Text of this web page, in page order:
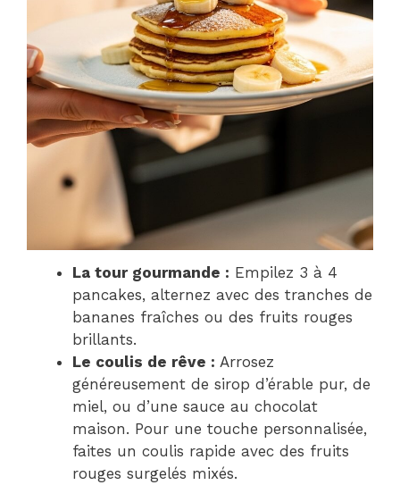
La tour gourmande : Empilez 3 à 4
pancakes, alternez avec des tranches de
bananes fraîches ou des fruits rouges
brillants.
Le coulis de rêve : Arrosez
généreusement de sirop d’érable pur, de
miel, ou d’une sauce au chocolat
maison. Pour une touche personnalisée,
faites un coulis rapide avec des fruits
rouges surgelés mixés.